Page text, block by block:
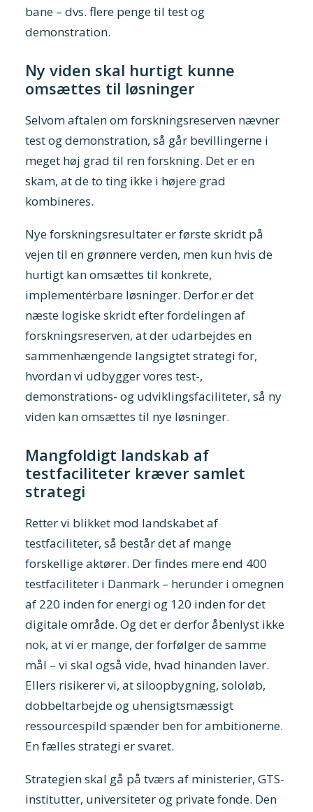
bane – dvs. flere penge til test og
demonstration.
Ny viden skal hurtigt kunne
omsættes til løsninger
Selvom aftalen om forskningsreserven nævner
test og demonstration, så går bevillingerne i
meget høj grad til ren forskning. Det er en
skam, at de to ting ikke i højere grad
kombineres.
Nye forskningsresultater er første skridt på
vejen til en grønnere verden, men kun hvis de
hurtigt kan omsættes til konkrete,
implementérbare løsninger. Derfor er det
næste logiske skridt efter fordelingen af
forskningsreserven, at der udarbejdes en
sammenhængende langsigtet strategi for,
hvordan vi udbygger vores test-,
demonstrations- og udviklingsfaciliteter, så ny
viden kan omsættes til nye løsninger.
Mangfoldigt landskab af
testfaciliteter kræver samlet
strategi
Retter vi blikket mod landskabet af
testfaciliteter, så består det af mange
forskellige aktører. Der findes mere end 400
testfaciliteter i Danmark – herunder i omegnen
af 220 inden for energi og 120 inden for det
digitale område. Og det er derfor åbenlyst ikke
nok, at vi er mange, der forfølger de samme
mål – vi skal også vide, hvad hinanden laver.
Ellers risikerer vi, at siloopbygning, sololøb,
dobbeltarbejde og uhensigtsmæssigt
ressourcespild spænder ben for ambitionerne.
En fælles strategi er svaret.
Strategien skal gå på tværs af ministerier, GTS-
institutter, universiteter og private fonde. Den